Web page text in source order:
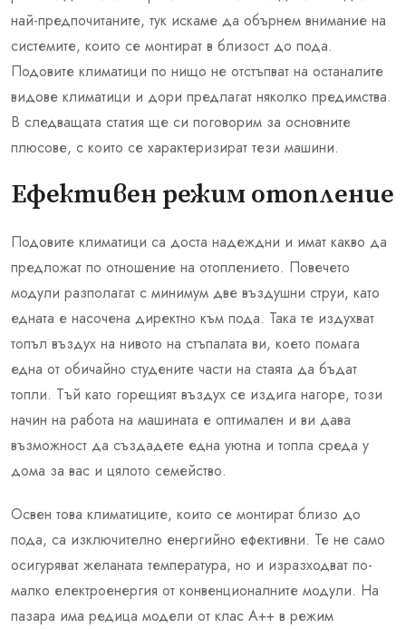
най-предпочитаните, тук искаме да обърнем внимание на
системите, които се монтират в близост до пода.
Подовите климатици по нищо не отстъпват на останалите
видове климатици и дори предлагат няколко предимства.
В следващата статия ще си поговорим за основните
плюсове, с които се характеризират тези машини.
Ефективен режим отопление
Подовите климатици са доста надеждни и имат какво да
предложат по отношение на отоплението. Повечето
модули разполагат с минимум две въздушни струи, като
едната е насочена директно към пода. Така те издухват
топъл въздух на нивото на стъпалата ви, което помага
една от обичайно студените части на стаята да бъдат
топли. Тъй като горещият въздух се издига нагоре, този
начин на работа на машината е оптимален и ви дава
възможност да създадете една уютна и топла среда у
дома за вас и цялото семейство.
Освен това климатиците, които се монтират близо до
пода, са изключително енергийно ефективни. Те не само
осигуряват желаната температура, но и изразходват по-
малко електроенергия от конвенционалните модули. На
пазара има редица модели от клас А++ в режим